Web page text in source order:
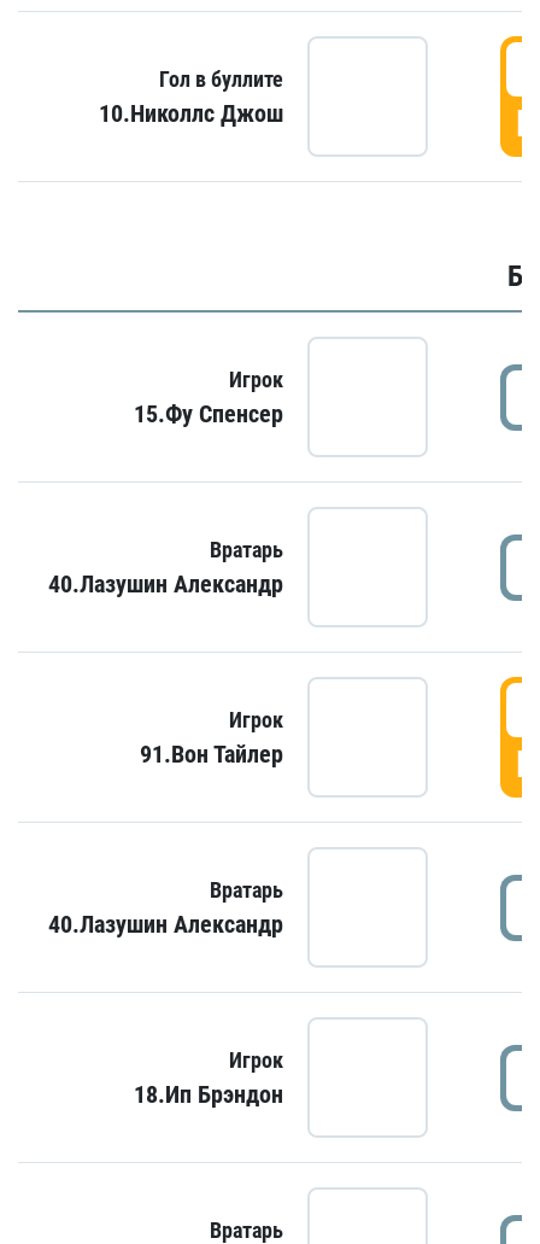
Гол в буллите
10.Николлс Джош
Игрок
15.Фу Спенсер
Вратарь
40.Лазушин Александр
Игрок
91.Вон Тайлер
Вратарь
40.Лазушин Александр
Игрок
18.Ип Брэндон
Вратарь